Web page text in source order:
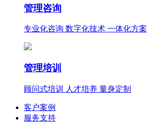
管理咨询
专业化咨询 数字化技术 一体化方案
管理培训
顾问式培训 人才培养 量身定制
客户案例
服务支持